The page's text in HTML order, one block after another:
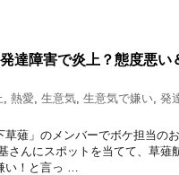
達障害で炎上？態度悪い
熱愛 生意気 生意気で嫌い 発
薙」のメンバーでボケ担当の
さんにスポットを当てて、草薙
い！と言っ …